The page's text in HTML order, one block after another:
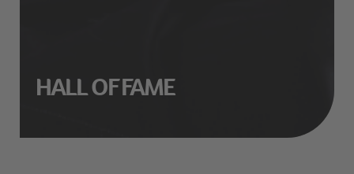
HALL OF FAME